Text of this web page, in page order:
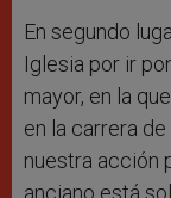
En segundo
Iglesia por ir
mayor, en la
en la carrera
nuestra acción
anciano está